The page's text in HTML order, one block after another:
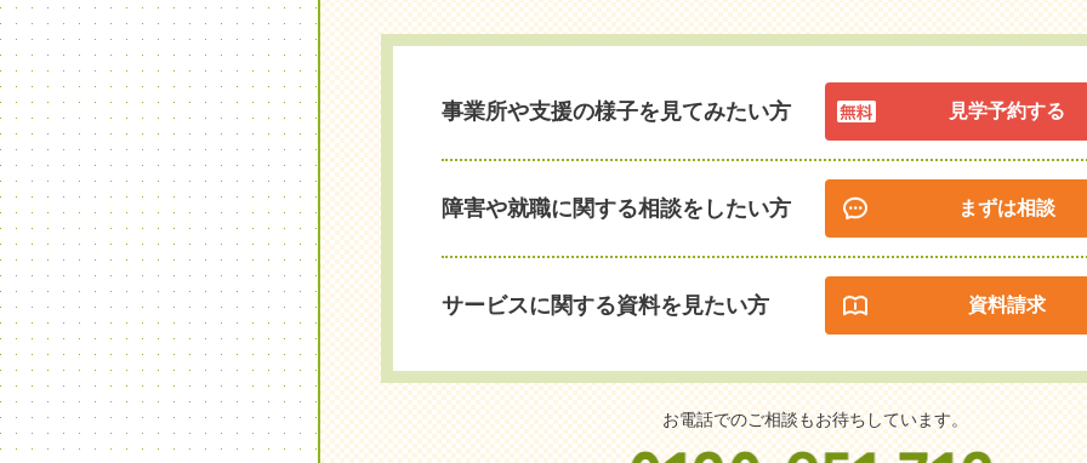
事業所や支援の様子を見てみたい方 見学予約する
障害や就職に関する相談をしたい方 まずは相談
サービスに関する資料を見たい方 資料請求
お電話でのご相談もお待ちしています。